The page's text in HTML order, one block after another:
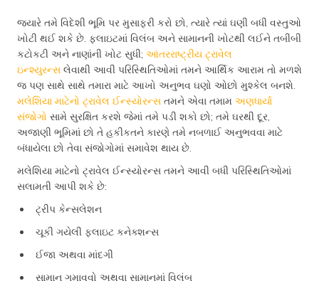
જ્યારે તમે વિદેશી ભૂમિ પર મુસાફરી કરો છો, ત્યારે ત્યાં ઘણી બધી વસ્તુઓ
ખોટી થઈ શકે છે. ફ્લાઇટમાં વિલંબ અને સામાનની ખોટથી લઈને તબીબી
કટોકટી અને નાણાંની ખોટ સુધી; આંતરરાષ્ટ્રીય ટ્રાવેલ
ઇન્શ્યુરન્સ લેવાથી આવી પરિસ્થિતિઓમાં તમને આર્થિક આરામ તો મળશે
જ પણ સાથે સાથે તમારા માટે આખો અનુભવ ઘણો ઓછો મુશ્કેલ બનશે.
મલેશિયા માટેનો ટ્રાવેલ ઈન્સ્યોરન્સ તમને એવા તમામ અણધાર્યા
સંજોગો સામે સુરક્ષિત કરશે જેમાં તમે પડી શકો છો; તમે ઘરથી દૂર,
અજાણી ભૂમિમાં છો તે હકીકતને કારણે તમે નબળાઈ અનુભવવા માટે
બંધાયેલા છો તેવા સંજોગોમાં સમાવેશ થાય છે.
મલેશિયા માટેનો ટ્રાવેલ ઈન્સ્યોરન્સ તમને આવી બધી પરિસ્થિતિઓમાં
સલામતી આપી શકે છે:
ટ્રીપ કેન્સલેશન
ચૂકી ગયેલી ફ્લાઇટ કનેક્શન્સ
ઈજા અથવા માંદગી
સામાન ગુમાવવો અથવા સામાનમાં વિલંબ